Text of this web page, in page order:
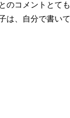
のコメントとても
は、自分で書いて